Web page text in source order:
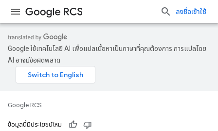
ลงชื่อเข้าใช้
Google ใช้เทคโนโลยี AI เพื่อแปลเนื้อหาเป็นภาษาที่คุณต้องการ การแปลโดย
AI อาจมีข้อผิดพลาด
Google RCS
ข้อมูลนี้มีประโยชน์ไหม